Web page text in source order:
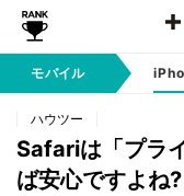
モバイル
ハウツー
Safariは「プラ
ば安心ですよね